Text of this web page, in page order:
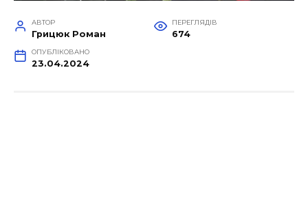
АВТОР
Грицюк Роман
ПЕРЕГЛЯДІВ
674
ОПУБЛІКОВАНО
23.04.2024